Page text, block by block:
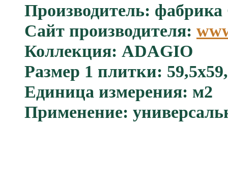
Производитель:
Сайт производителя:
Коллекция: ADAGIO
Размер 1 плитки:
Единица измерения: м2
Применение: